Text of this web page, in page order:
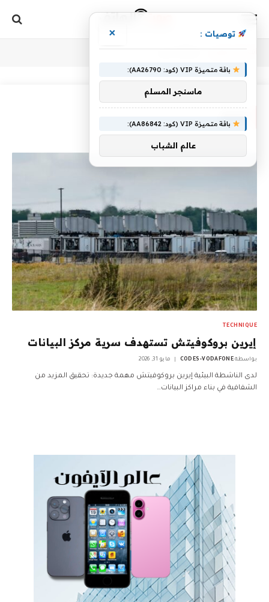
إيرين
TECHNIQUE
إيرين بروكوفيتش تستهدف سرية مركز البيانات
بواسطة CODES-VODAFONE مايو 31, 2026
لدى الناشطة البيئية إيرين بروكوفيتش مهمة جديدة: تحقيق المزيد من
الشفافية في بناء مراكز البيانات…
توصيات : ×
باقة متميزة VIP (كود: AA26790):
ماسنجر المسلم
باقة متميزة VIP (كود: AA86842):
عالم الشباب